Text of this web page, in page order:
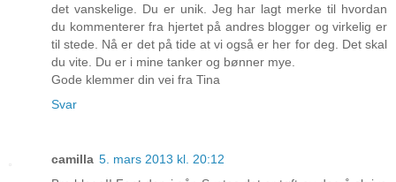
det vanskelige. Du er unik. Jeg har lagt merke til hvordan
du kommenterer fra hjertet på andres blogger og virkelig er
til stede. Nå er det på tide at vi også er her for deg. Det skal
du vite. Du er i mine tanker og bønner mye.
Gode klemmer din vei fra Tina
Svar
camilla 5. mars 2013 kl. 20:12